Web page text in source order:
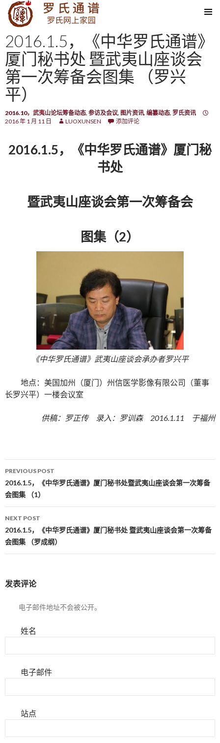
SKIP TO CONTENT
2016.1.5，《中华罗氏通谱》
厦门秘书处 暨武夷山座谈会
第一次筹备会图集 （罗兴
平）
2016.10，武夷山论坛筹备动态, 参访及会议, 图片资讯, 编纂动态, 罗氏资讯
2016 年 1 月 11 日
LUOXUNSEN 添加评论
2016.1.5，《中华罗氏通谱》厦门秘
书处
暨武夷山座谈会第一次筹备会
图集（2）
《中华罗氏通谱》武夷山座谈会承办者罗兴平
地点：美国加州（厦门）州信医学影像有限公司（董事
长罗兴平）一楼会议室
供稿：罗正传 录入：罗训森 2016.1.11 于福州
Post navigation
PREVIOUS POST
2016.1.5，《中华罗氏通谱》厦门秘书处暨武夷山座谈会第一次筹备
会图集 （1）
NEXT POST
2016.1.5，《中华罗氏通谱》厦门秘书处 暨武夷山座谈会第一次筹备
会图集 （罗成纲）
发表评论
电子邮件地址不会被公开。
姓名
电子邮件
站点